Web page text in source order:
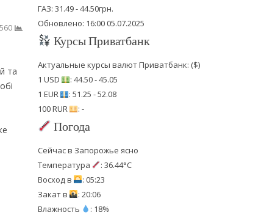
560
та
ГАЗ: 31.49 - 44.50грн.
Обновлено: 16:00 05.07.2025
Курсы Приватбанк
Актуальные курсы валют Приватбанк: ($)
1 USD
: 44.50 - 45.05
1 EUR
: 51.25 - 52.08
100 RUR
: -
Погода
Сейчас в Запорожье ясно
Температура
: 36.44°C
Восход в
: 05:23
Закат в
: 20:06
Влажность
: 18%